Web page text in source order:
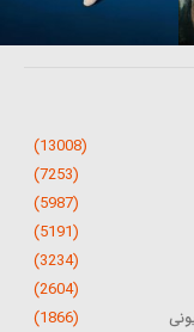
(13008)
(7253)
(5987)
(5191)
(3234)
(2604)
(1866)